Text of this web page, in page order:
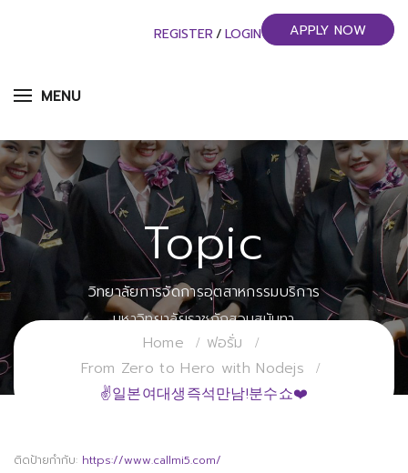
MENU
REGISTER / LOGIN APPLY NOW
Topic
วิทยาลัยการจัดการอุตสาหกรรมบริการ
มหาวิทยาลัยราชภัฏสวนสุนันทา
Home
ฟอรั่ม
From Zero to Hero with Nodejs
✌일본여대생즉석만남!분수쇼❤️
ติดป้ายกำกับ: https://www.callmi5.com/